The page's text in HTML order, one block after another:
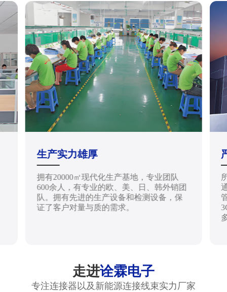
生产实力雄厚
拥有20000㎡现代化生产基地，专业团队
600余人，有专业的欧、美、日、韩外销团
队。拥有先进的生产设备和检测设备，保
证了客户对量与质的需求。
走进诠霖电子
专注连接器以及新能源连接线束实力厂家